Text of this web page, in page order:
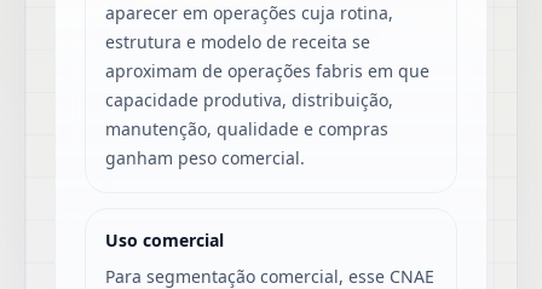
aparecer em operações cuja rotina,
estrutura e modelo de receita se
aproximam de operações fabris em que
capacidade produtiva, distribuição,
manutenção, qualidade e compras
ganham peso comercial.
Uso comercial
Para segmentação comercial, esse CNAE